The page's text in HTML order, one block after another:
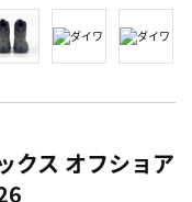
クス オフショア